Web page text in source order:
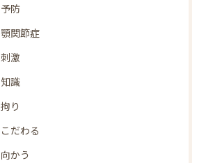
予防
顎関節症
刺激
知識
拘り
こだわる
向かう